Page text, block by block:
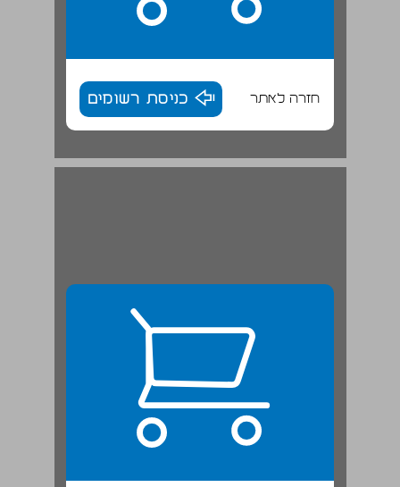
חזרה לאתר כניסת רשומים
"תנו רבנן: הרואה [...] אבני אלגביש במורד בית חורון" (בבלי, ברכות נד ע"א) ... 22